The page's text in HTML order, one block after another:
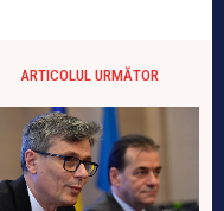
ARTICOLUL URMĂTOR